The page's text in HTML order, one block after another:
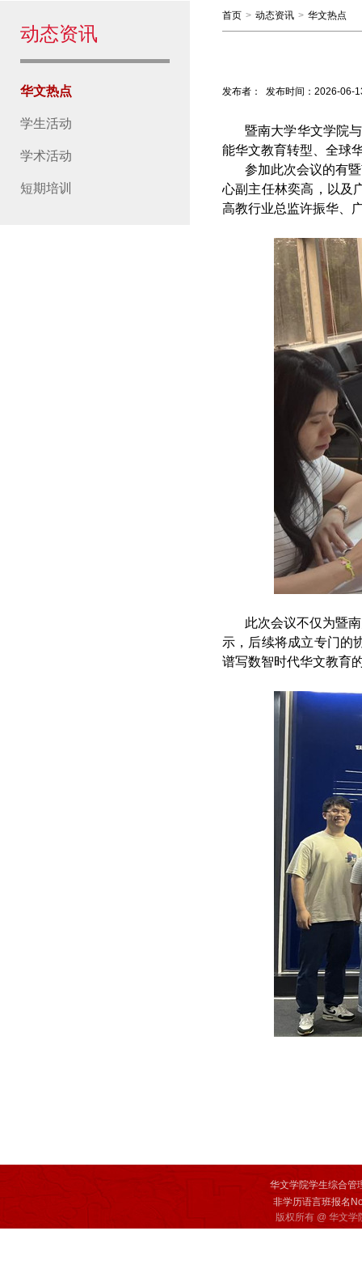
动态资讯
华文热点
学生活动
学术活动
短期培训
首页 > 动态资讯 > 华文热点
发布者： 发布时间： 2026-06-
暨南大学华文学院
能华文教育转型、全球
参加此次会议的有
心副主任林奕高，以及
高教行业总监许振华、
此次会议不仅为暨
示，后续将成立专门的
谱写数智时代华文教育
华文学院学生综合管
非学历语言班报名
版权所有 @ 华文